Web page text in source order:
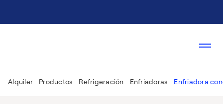
Alquiler Productos Refrigeración Enfriadoras Enfriadora